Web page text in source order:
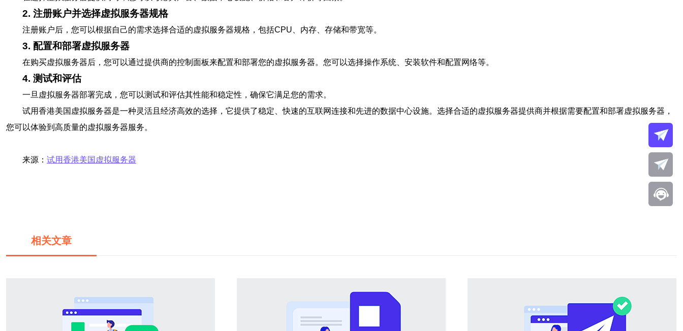
2. 注册账户并选择虚拟服务器规格
注册账户后，您可以根据自己的需求选择合适的虚拟服务器规格，包括CPU、内存、存储和带宽等。
3. 配置和部署虚拟服务器
在购买虚拟服务器后，您可以通过提供商的控制面板来配置和部署您的虚拟服务器。您可以选择操作系统、安装软件和配置网络等。
4. 测试和评估
一旦虚拟服务器部署完成，您可以测试和评估其性能和稳定性，确保它满足您的需求。
试用香港美国虚拟服务器是一种灵活且经济高效的选择，它提供了稳定、快速的互联网连接和先进的数据中心设施。选择合适的虚拟服务器提供商并根据需要配置和部署虚拟服务器，
您可以体验到高质量的虚拟服务器服务。
来源： 试用香港美国虚拟服务器
相关文章